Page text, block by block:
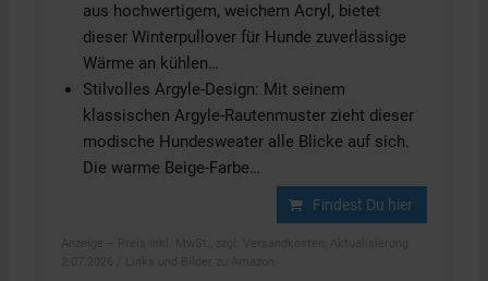
aus hochwertigem, weichem Acryl, bietet
dieser Winterpullover für Hunde zuverlässige
Wärme an kühlen…
Stilvolles Argyle-Design: Mit seinem
klassischen Argyle-Rautenmuster zieht dieser
modische Hundesweater alle Blicke auf sich.
Die warme Beige-Farbe…
Findest Du hier